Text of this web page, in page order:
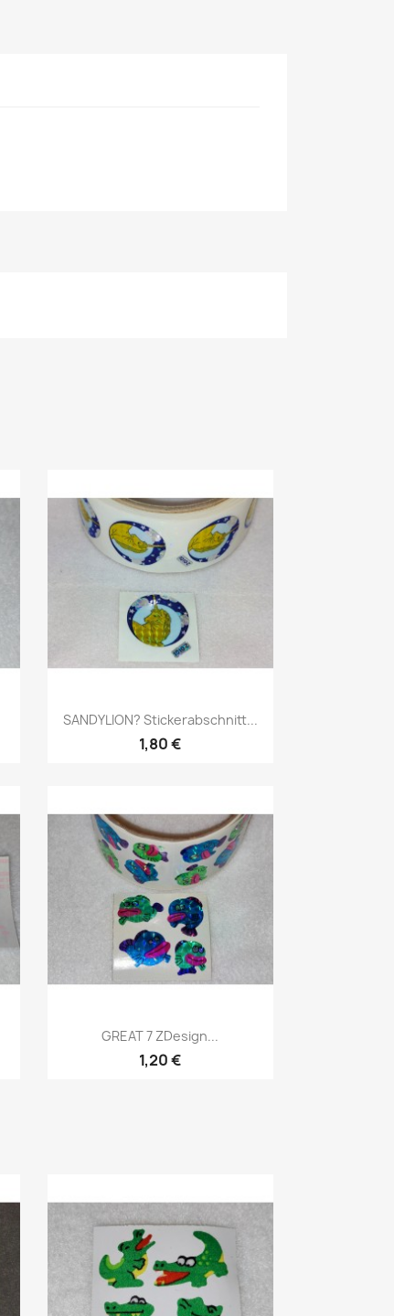
SANDYLION? Stickerabschnitt...
1,80 €
GREAT 7 ZDesign...
1,20 €